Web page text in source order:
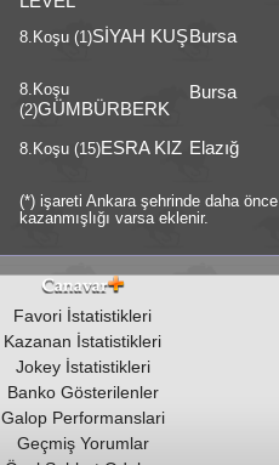
8.Koşu (1)SİYAH KUŞBursa
8.Koşu
(2)GÜMBÜRBERK
Bursa
8.Koşu (15)ESRA KIZ Elazığ
(*) işareti Ankara şehrinde daha önce
kazanmışlığı varsa eklenir.
Favori İstatistikleri
Kazanan İstatistikleri
Jokey İstatistikleri
Banko Gösterilenler
Galop Performanslari
Geçmiş Yorumlar